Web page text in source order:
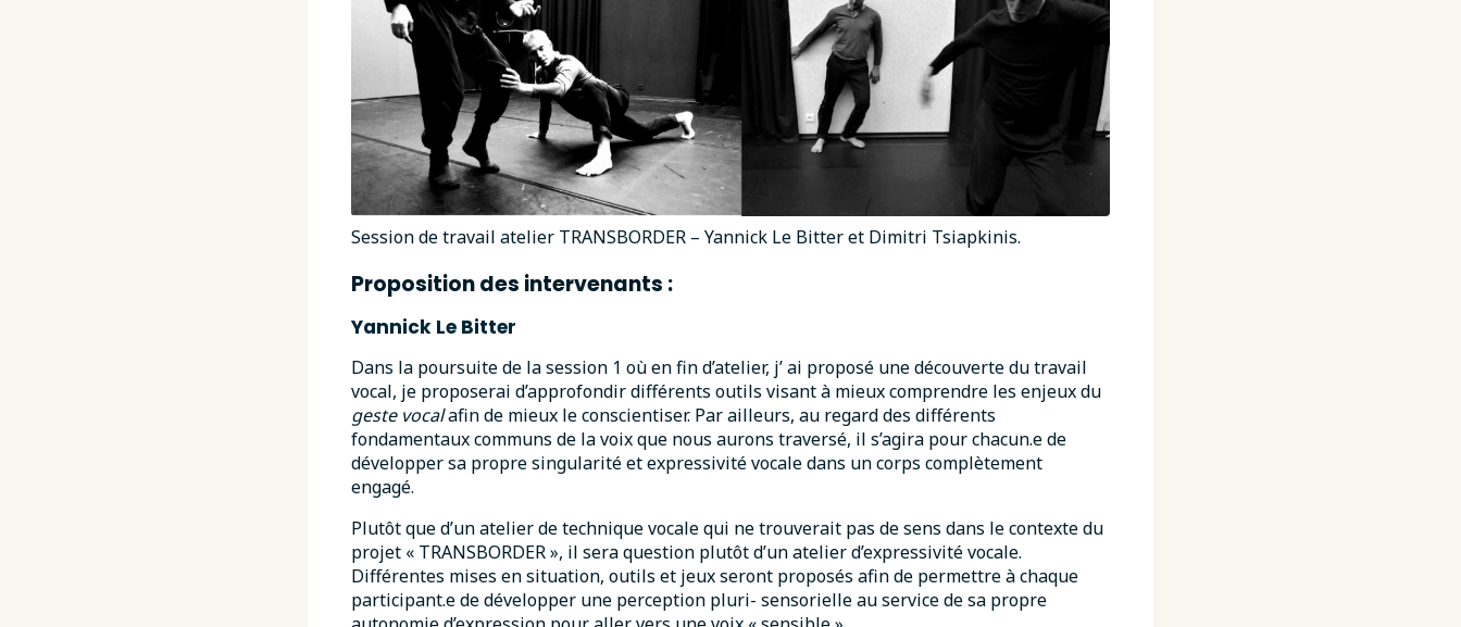
Session de travail atelier TRANSBORDER – Yannick Le Bitter et Dimitri Tsiapkinis.
Proposition des intervenants :
Yannick Le Bitter
Dans la poursuite de la session 1 où en fin d’atelier, j’ ai proposé une découverte du travail
vocal, je proposerai d’approfondir différents outils visant à mieux comprendre les enjeux du
geste vocalafin de mieux le conscientiser. Par ailleurs, au regard des différents
fondamentaux communs de la voix que nous aurons traversé, il s’agira pour chacun.e de
développer sa propre singularité et expressivité vocale dans un corps complètement
engagé.
Plutôt que d’un atelier de technique vocale qui ne trouverait pas de sens dans le contexte du
projet « TRANSBORDER », il sera question plutôt d’un atelier d’expressivité vocale.
Différentes mises en situation, outils et jeux seront proposés afin de permettre à chaque
participant.e de développer une perception pluri- sensorielle au service de sa propre